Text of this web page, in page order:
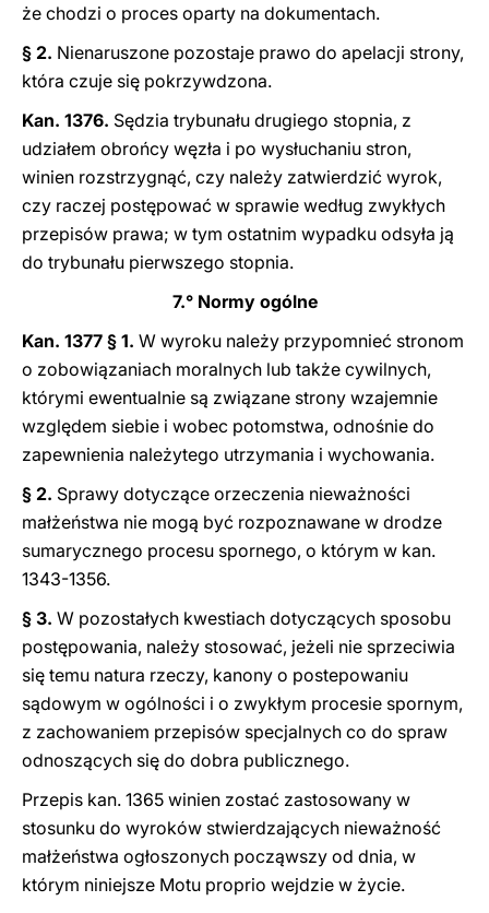
że chodzi o proces oparty na dokumentach.
§ 2. Nienaruszone pozostaje prawo do apelacji strony,
która czuje się pokrzywdzona.
Kan. 1376. Sędzia trybunału drugiego stopnia, z
udziałem obrońcy węzła i po wysłuchaniu stron,
winien rozstrzygnąć, czy należy zatwierdzić wyrok,
czy raczej postępować w sprawie według zwykłych
przepisów prawa; w tym ostatnim wypadku odsyła ją
do trybunału pierwszego stopnia.
7.° Normy ogólne
Kan. 1377 § 1. W wyroku należy przypomnieć stronom
o zobowiązaniach moralnych lub także cywilnych,
którymi ewentualnie są związane strony wzajemnie
względem siebie i wobec potomstwa, odnośnie do
zapewnienia należytego utrzymania i wychowania.
§ 2. Sprawy dotyczące orzeczenia nieważności
małżeństwa nie mogą być rozpoznawane w drodze
sumarycznego procesu spornego, o którym w kan.
1343-1356.
§ 3. W pozostałych kwestiach dotyczących sposobu
postępowania, należy stosować, jeżeli nie sprzeciwia
się temu natura rzeczy, kanony o postepowaniu
sądowym w ogólności i o zwykłym procesie spornym,
z zachowaniem przepisów specjalnych co do spraw
odnoszących się do dobra publicznego.
Przepis kan. 1365 winien zostać zastosowany w
stosunku do wyroków stwierdzających nieważność
małżeństwa ogłoszonych począwszy od dnia, w
którym niniejsze Motu proprio wejdzie w życie.